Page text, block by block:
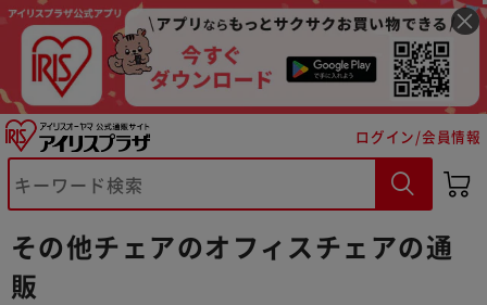
ログイン/会員情報
その他チェアのオフィスチェアの通
販
※ご確認ください
カートに入れる